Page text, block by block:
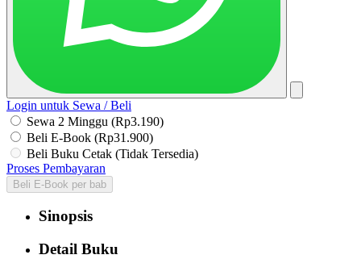
Login untuk Sewa / Beli
Sewa 2 Minggu (Rp3.190)
Beli E-Book (Rp31.900)
Beli Buku Cetak (Tidak Tersedia)
Proses Pembayaran
Beli E-Book per bab
Sinopsis
Detail Buku